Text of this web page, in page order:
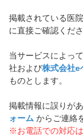
掲載されている医
に直接ご確認くださ
当サービスによっ
社および株式会社e
ものとします。
掲載情報に誤りが
ォーム からご連絡
※お電話での対応